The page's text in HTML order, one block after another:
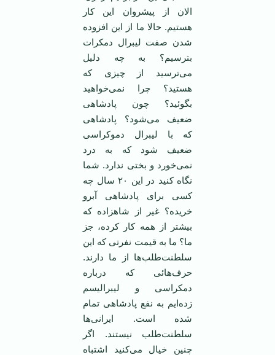
الان از پیشروان این کار
هستیم. حالا ما از این افزوده
شدن صفت لیبرال دمکرات
بترسیم؟ به چه دلیل
می‌ترسید از چیزی که
هستید؟ چرا نمی‌خواهید
بگوئید؟ چون پادشاهی
ضعیف می‌شود؟ پادشاهی
که با لیبرال دموکراسی
ضعیف شود که به درد
نمی‌خورد و بختی ندارد. شما
نگاه کنید در این ۲۰ سال چه
کسی برای پادشاهی آبرو
خریده؟ غیر از شاهزاده که
بیشتر از همه کار کرده، جز
ما؟ ما به قیمت نفرتی که این
سلطنت‌طلب‌ها از ما دارند.
حرف‌هائی که درباره
دمکراسی و لیبرالیسم
زده‌ایم به نفع پادشاهی تمام
شده است. ایرانی‌ها
سلطنت‌طلب نیستند. اگر
چنین خیال می‌کنید اشتباه